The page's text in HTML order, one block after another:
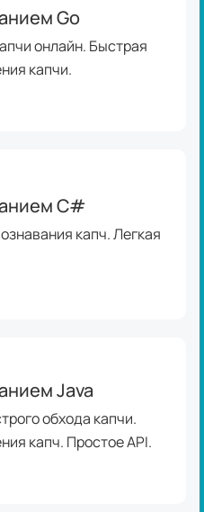
Go
онлайн. Быстрая
капчи.
C#
капч. Легкая
Java
обхода капчи.
капч. Простое API.